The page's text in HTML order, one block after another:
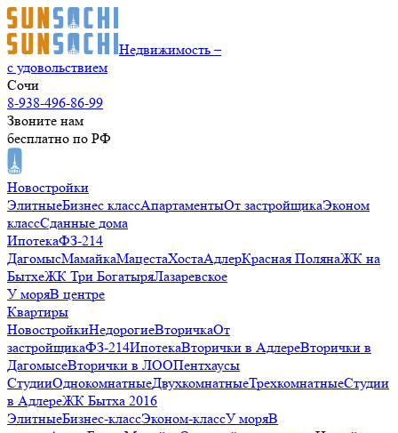
Недвижимость –
с удовольствием
Сочи
8-938-496-86-99
Звоните нам
бесплатно по РФ
Новостройки
ЭлитныеБизнес классАпартаментыОт застройщикаЭконом
классСданные дома
ИпотекаФЗ-214
ДагомысМамайкаМацестаХостаАдлерКрасная ПолянаЖК на
БытхеЖК Три БогатыряЛазаревское
У моряВ центре
Квартиры
НовостройкиНедорогиеВторичкаОт
застройщикаФЗ-214ИпотекаВторички в АдлереВторички в
ДагомысеВторички в ЛООПентхаусы
СтудииОднокомнатныеДвухкомнатныеТрехкомнатныеСтудии
в АдлереЖК Бытха 2016
ЭлитныеБизнес-классЭконом-классУ моряВ